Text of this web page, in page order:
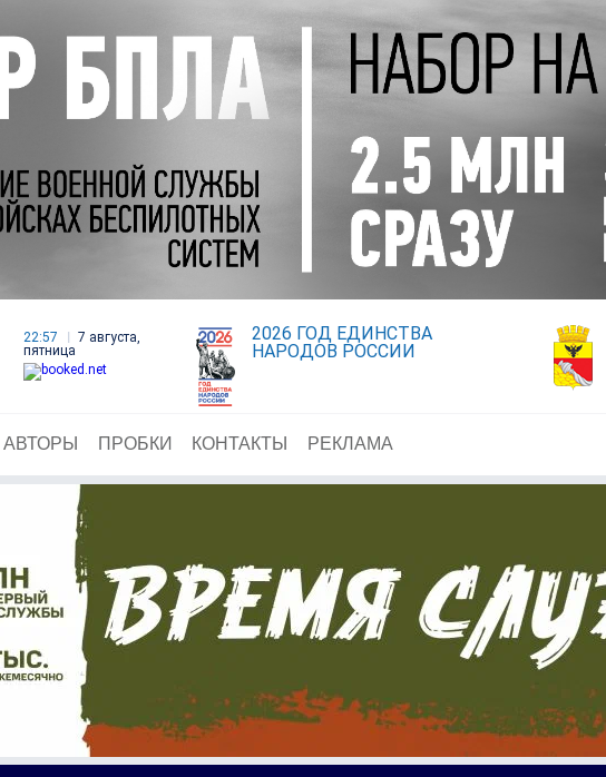
22:57
7 августа,
пятница
2026 ГОД ЕДИНСТВА
НАРОДОВ РОССИИ
АВТОРЫ ПРОБКИ КОНТАКТЫ РЕКЛАМА